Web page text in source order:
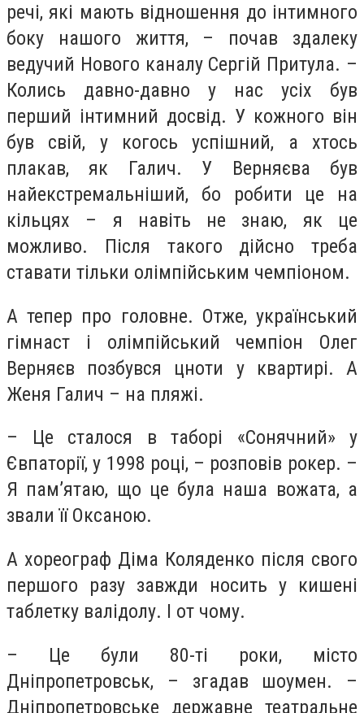
речі, які мають відношення до інтимного
боку нашого життя, – почав здалеку
ведучий Нового каналу Сергій Притула. –
Колись давно-давно у нас усіх був
перший інтимний досвід. У кожного він
був свій, у когось успішний, а хтось
плакав, як Галич. У Верняєва був
найекстремальніший, бо робити це на
кільцях – я навіть не знаю, як це
можливо. Після такого дійсно треба
ставати тільки олімпійським чемпіоном.
А тепер про головне. Отже, український
гімнаст і олімпійський чемпіон Олег
Верняєв позбувся цноти у квартирі. А
Женя Галич – на пляжі.
– Це сталося в таборі «Сонячний» у
Євпаторії, у 1998 році, – розповів рокер. –
Я пам’ятаю, що це була наша вожата, а
звали її Оксаною.
А хореограф Діма Коляденко після свого
першого разу завжди носить у кишені
таблетку валідолу. І от чому.
– Це були 80-ті роки, місто
Дніпропетровськ, – згадав шоумен. –
Дніпропетровське державне театральне